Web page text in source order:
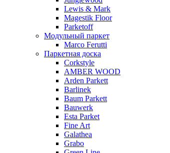
Lewis & Mark
Magestik Floor
Parketoff
Модульный паркет
Marco Ferutti
Паркетная доска
Corkstyle
AMBER WOOD
Arden Parkett
Barlinek
Baum Parkett
Bauwerk
Esta Parket
Fine Art
Galathea
Grabo